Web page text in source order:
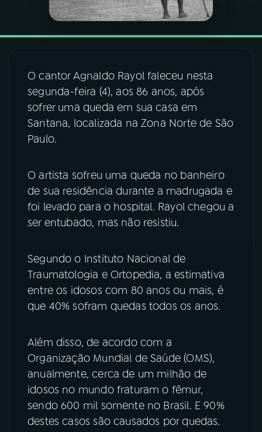
VIDEOCASTS
FESTIVAL DE MÚSICA
ACOMPANHE A RÁDIO NACIONAL
Instagram X
TikTok
O cantor Agnaldo Rayol faleceu nesta
segunda-feira (4), aos 86 anos, após
sofrer uma queda em sua casa em
Santana, localizada na Zona Norte de São
Paulo.
O artista sofreu uma queda no banheiro
de sua residência durante a madrugada e
foi levado para o hospital. Rayol chegou a
ser entubado, mas não resistiu.
Segundo o Instituto Nacional de
Traumatologia e Ortopedia, a estimativa
entre os idosos com 80 anos ou mais, é
que 40% sofram quedas todos os anos.
Além disso, de acordo com a
Organização Mundial de Saúde (OMS),
anualmente, cerca de um milhão de
idosos no mundo fraturam o fêmur,
sendo 600 mil somente no Brasil. E 90%
destes casos são causados por quedas.